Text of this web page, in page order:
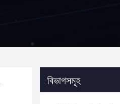
বিভাগসমূহ